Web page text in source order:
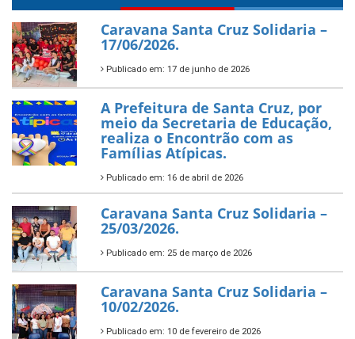
Caravana Santa Cruz Solidaria –
17/06/2026.
Publicado em: 17 de junho de 2026
A Prefeitura de Santa Cruz, por
meio da Secretaria de Educação,
realiza o Encontrão com as
Famílias Atípicas.
Publicado em: 16 de abril de 2026
Caravana Santa Cruz Solidaria –
25/03/2026.
Publicado em: 25 de março de 2026
Caravana Santa Cruz Solidaria –
10/02/2026.
Publicado em: 10 de fevereiro de 2026